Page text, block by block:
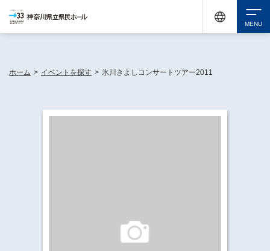
ホーム > イベントを探す > 氷川きよしコンサートツアー2011